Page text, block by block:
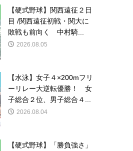
【硬式野球】関西遠征２日
目 /関西遠征初戦・関大に
敗戦も前向く 中村騎...
2026.08.05
【水泳】女子４×200mフリ
ーリレー大逆転優勝！ 女
子総合２位、男子総合４...
2026.08.04
【硬式野球】「勝負強さ」